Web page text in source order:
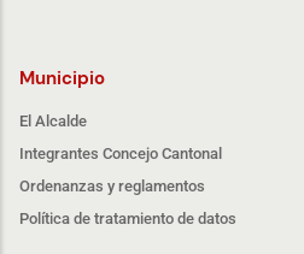
Municipio
El Alcalde
Integrantes Concejo Cantonal
Ordenanzas y reglamentos
Política de tratamiento de datos